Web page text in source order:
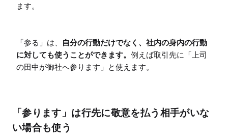
ます。
「参る」は、
自分の行動だけでなく、社内の身内の行動
に対しても使うことができます。 例えば取引先に「上司
の田中が御社へ参ります」と使えます。
「参ります」は行先に敬意を払う相手がいな
い場合も使う